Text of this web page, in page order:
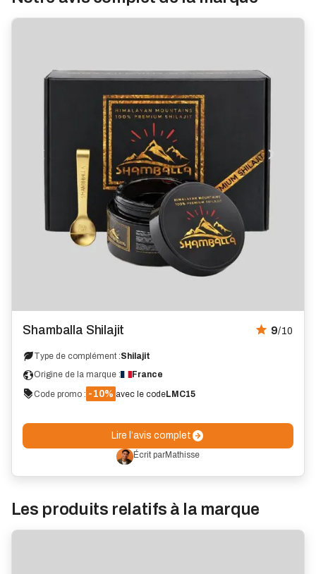
Shamballa Shilajit 9/10
Type de complément :Shilajit
Origine de la marque :
France
Code promo : -10% avec le codeLMC15
Lire l’avis complet
Écrit parMathisse
Les produits relatifs à la marque